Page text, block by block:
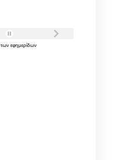
των εφημερίδων